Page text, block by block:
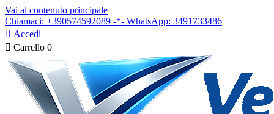
Vai al contenuto principale
Chiamaci: +390574592089 -*- WhatsApp: 3491733486
 Accedi
 Carrello 0